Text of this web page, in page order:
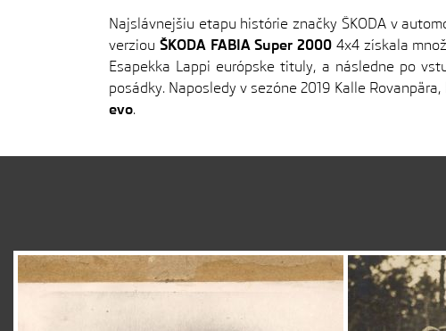
Najslávnejšiu etapu histórie značky ŠKODA v
verziou ŠKODA FABIA Super 2000 4x4 získala
Esapekka Lappi európske tituly, a následne po
posádky. Naposledy v sezóne 2019 Kalle
evo.